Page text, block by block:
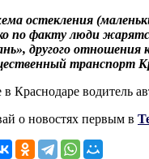
остекления
по факту люди
другого
транспорт
в Краснодаре водитель
о новостях первым в